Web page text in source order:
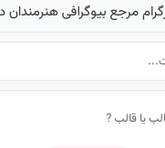
مرجع بیوگرافی هنرمندان
یا قالب ?